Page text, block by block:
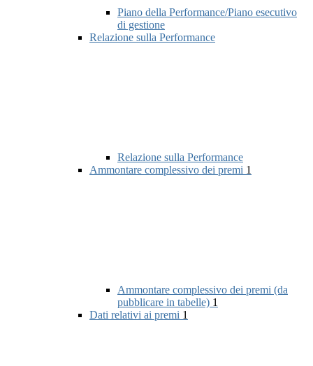
Piano della Performance/Piano esecutivo
di gestione
Relazione sulla Performance
Relazione sulla Performance
Ammontare complessivo dei premi 1
Ammontare complessivo dei premi (da
pubblicare in tabelle) 1
Dati relativi ai premi 1